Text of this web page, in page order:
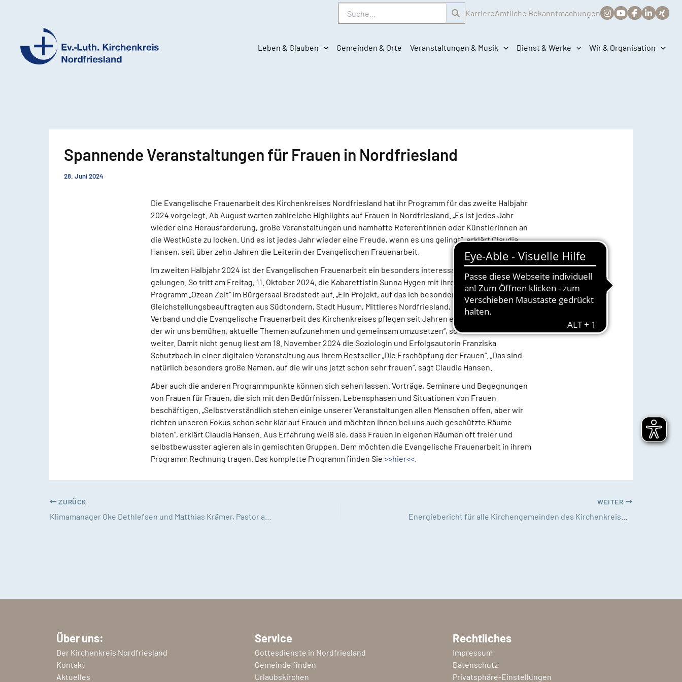
Suche KarriereAmtliche Bekanntmachungen
Ev.-
Leben & Glauben Gemeinden & Orte Veranstaltungen & Musik Dienst & Werke Wir & Organisation
Spannende Veranstaltungen für Frauen in Nordfriesland
28. Juni 2024
Die Evangelische Frauenarbeit des Kirchenkreises Nordfriesland hat ihr Programm für das zweite Halbjahr
2024 vorgelegt. Ab August warten zahlreiche Highlights auf Frauen in Nordfriesland. „Es ist jedes Jahr
wieder eine Herausforderung, große Veranstaltungen und namhafte Referentinnen oder Künstlerinnen an
die Westküste zu locken. Und es ist jedes Jahr wieder eine Freude, wenn es uns gelingt“, erklärt Claudia
Hansen, seit über zehn Jahren die Leiterin der Evangelischen Frauenarbeit.
Im zweiten Halbjahr 2024 ist der Evangelischen Frauenarbeit ein besonders interessantes Programm
gelungen. So tritt am Freitag, 11. Oktober 2024, die Kabarettistin Sunna Hygen mit ihrem aktuellen
Programm „Ozean Zeit“ im Bürgersaal Bredstedt auf. „Ein Projekt, auf das ich besonders stolz bin. Die
Gleichstellungsbeauftragten aus Südtondern, Stadt Husum, Mittleres Nordfriesland, der Kreislandfrauen
Verband und die Evangelische Frauenarbeit des Kirchenkreises pflegen seit Jahren eine Kooperation, in
der wir uns bemühen, aktuelle Themen aufzunehmen und gemeinsam umzusetzen“, so Claudia Hansen
weiter. Damit nicht genug liest am 18. November 2024 die Soziologin und Erfolgsautorin Franziska
Schutzbach in einer digitalen Veranstaltung aus ihrem Bestseller „Die Erschöpfung der Frauen“. „Das sind
natürlich besonders große Namen, auf die wir uns jetzt schon sehr freuen“, sagt Claudia Hansen.
Aber auch die anderen Programmpunkte können sich sehen lassen. Vorträge, Seminare und Begegnungen
von Frauen für Frauen, die sich mit den Bedürfnissen, Lebensphasen und Situationen von Frauen
beschäftigen. „Selbstverständlich stehen einige unserer Veranstaltungen allen Menschen offen, aber wir
richten unseren Fokus schon sehr klar auf Frauen und möchten ihnen bei uns auch geschützte Räume
bieten“, erklärt Claudia Hansen. Aus Erfahrung weiß sie, dass Frauen in eigenen Räumen oft freier und
selbstbewusster agieren als in gemischten Gruppen. Dem möchten die Evangelische Frauenarbeit in ihrem
Programm Rechnung tragen. Das komplette Programm finden Sie >>hier<<
ZURÜCK WEITER
Über uns:
Der Kirchenkreis Nordfriesland
Kontakt
Aktuelles
Service
Gottesdienste in Nordfriesland
Gemeinde finden
Urlaubskirchen
Rechtliches
Impressum
Datenschutz
Privatsphäre-Einstellungen